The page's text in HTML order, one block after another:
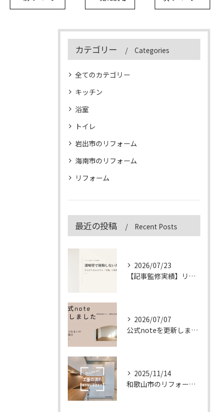
カテゴリー Categories
全てのカテゴリー
キッチン
浴室
トイレ
岩出市のリフォーム
海南市のリフォーム
リフォーム
最近の投稿 Recent Posts
2026/07/23
【記事監修実績】リフォーム専門メディア「&リフォーム」の漆喰壁記事を監修しました
2026/07/07
公式noteを更新しました
2025/11/14
和歌山市のリフォーム工事の流れ｜着工から完成まで徹底解説【2025年版】